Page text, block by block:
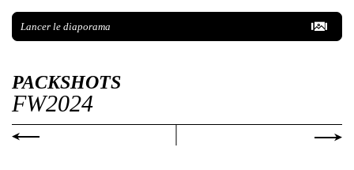
Lancer le diaporama
PACKSHOTS
FW2024